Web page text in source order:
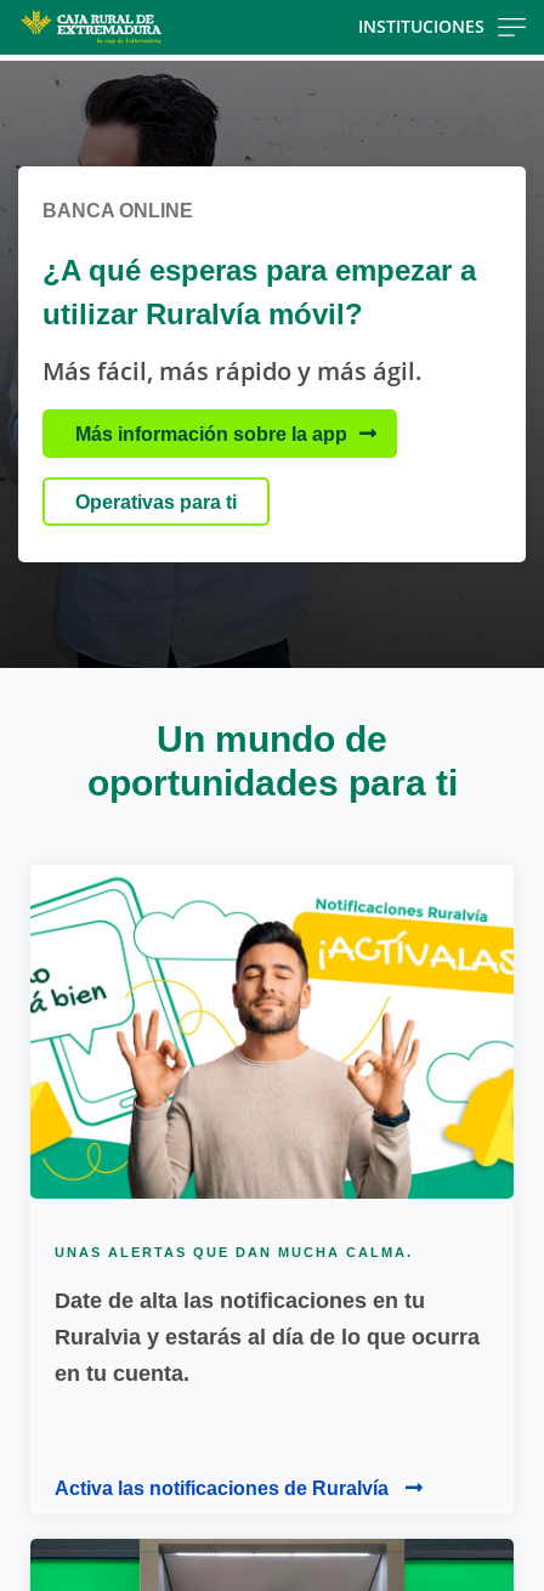
INSTITUCIONES
Cargando
contenido,
por
favor
Cargando
contenido,
favor
BANCA ONLINE
¿A qué esperas para empezar a
utilizar Ruralvía móvil?
Más fácil, más rápido y más ágil.
Más información sobre la app
Operativas para ti
Un mundo de
oportunidades para ti
UNAS ALERTAS QUE DAN MUCHA CALMA.
Date de alta las notificaciones en tu
Ruralvia y estarás al día de lo que ocurra
en tu cuenta.
Activa las notificaciones de Ruralvía